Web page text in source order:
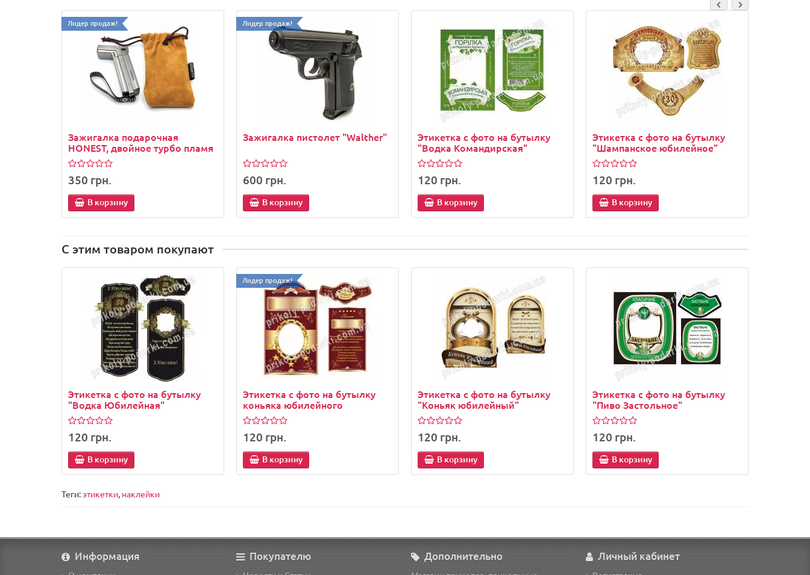
Лидер продаж!
Зажигалка подарочная
HONEST, двойное турбо пламя
350 грн.
В корзину
Лидер продаж!
Зажигалка пистолет "Walther"
600 грн.
В корзину
Этикетка с фото на бутылку
"Водка Командирская"
120 грн.
В корзину
Этикетка с фото на бутылку
"Шампанское юбилейное"
120 грн.
В корзину
С этим товаром покупают
Этикетка с фото на бутылку
"Водка Юбилейная"
120 грн.
В корзину
Лидер продаж!
Этикетка с фото на бутылку
коньяка юбилейного
120 грн.
В корзину
Этикетка с фото на бутылку
"Коньяк юбилейный"
120 грн.
В корзину
Этикетка с фото на бутылку
"Пиво Застольное"
120 грн.
В корзину
Теги:этикетки, наклейки
Информация Покупателю Дополнительно Личный кабинет